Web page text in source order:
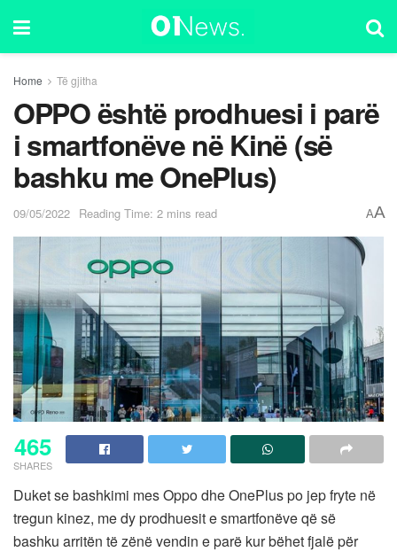
Home Të gjitha
OPPO është prodhuesi i parë
i smartfonëve në Kinë (së
bashku me OnePlus)
09/05/2022 Reading Time: 2 mins read AA
465
SHARES
Duket se bashkimi mes Oppo dhe OnePlus po jep fryte në
tregun kinez, me dy prodhuesit e smartfonëve që së
bashku arritën të zënë vendin e parë kur bëhet fjalë për